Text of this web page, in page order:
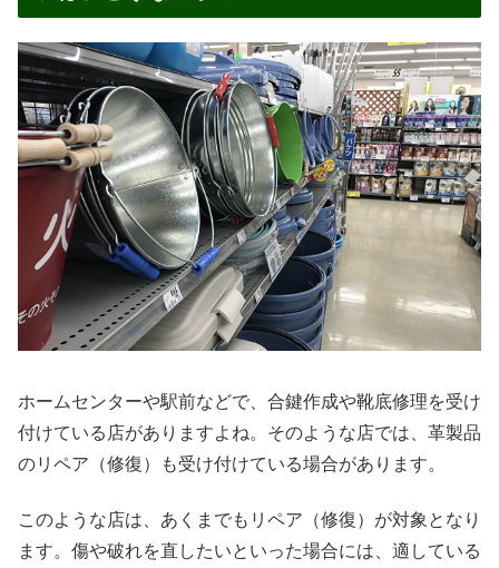
ホームセンターや駅前などで、合鍵作成や靴底修理を受け
付けている店がありますよね。そのような店では、革製品
のリペア（修復）も受け付けている場合があります。
このような店は、あくまでもリペア（修復）が対象となり
ます。傷や破れを直したいといった場合には、適している